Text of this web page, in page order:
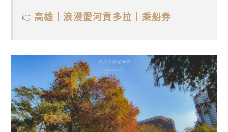
👉高雄｜浪漫愛河貢多拉｜乘船券